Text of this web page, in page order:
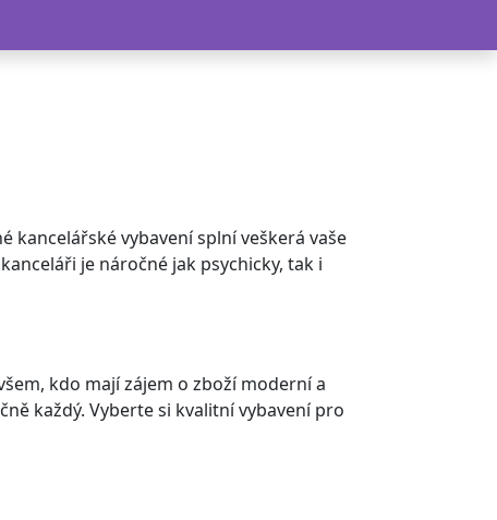
kancelářské vybavení splní veškerá vaše
je náročné jak psychicky, tak i
kdo mají zájem o zboží moderní a
každý. Vyberte si kvalitní vybavení pro